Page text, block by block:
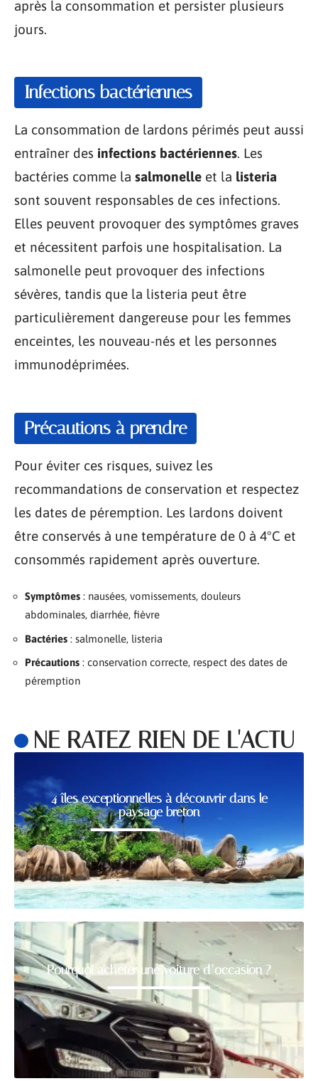
après la consommation et persister plusieurs
jours.
Infections bactériennes
La consommation de lardons périmés peut aussi
entraîner des infections bactériennes. Les
bactéries comme la salmonelle et la listeria
sont souvent responsables de ces infections.
Elles peuvent provoquer des symptômes graves
et nécessitent parfois une hospitalisation. La
salmonelle peut provoquer des infections
sévères, tandis que la listeria peut être
particulièrement dangereuse pour les femmes
enceintes, les nouveau-nés et les personnes
immunodéprimées.
Précautions à prendre
Pour éviter ces risques, suivez les
recommandations de conservation et respectez
les dates de péremption. Les lardons doivent
être conservés à une température de 0 à 4°C et
consommés rapidement après ouverture.
Symptômes : nausées, vomissements, douleurs
abdominales, diarrhée, fièvre
Bactéries : salmonelle, listeria
Précautions : conservation correcte, respect des dates de
péremption
NE RATEZ RIEN DE L'ACTU
4 îles exceptionnelles à découvrir dans le
paysage breton
Pourquoi acheter une voiture d’occasion ?